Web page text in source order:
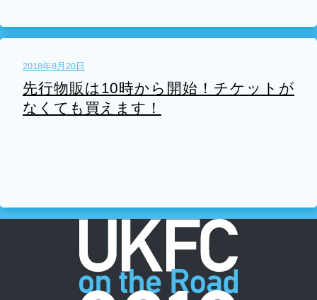
2018年8月20日
先行物販は10時から開始！チケットが
なくても買えます！